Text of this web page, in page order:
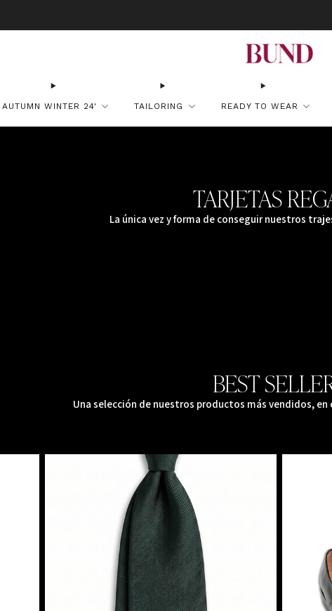
AUTUMN WINTER 24' TAILORING READY TO WEAR
TARJETAS
La única vez y forma de conseguir nuestros
BEST
Una selección de nuestros productos más vendidos,